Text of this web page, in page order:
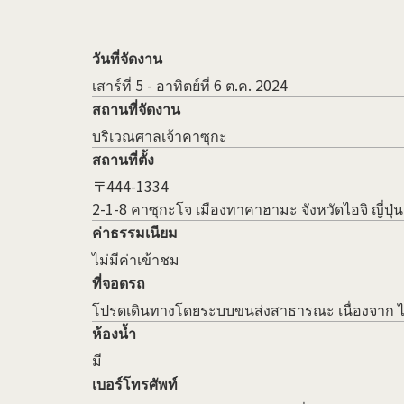
วันที่จัดงาน
เสาร์ที่ 5 - อาทิตย์ที่ 6 ต.ค. 2024
สถานที่จัดงาน
บริเวณศาลเจ้าคาซุกะ
สถานที่ตั้ง
〒444-1334
2-1-8 คาซุกะโจ เมืองทาคาฮามะ จังหวัดไอจิ ญี่ปุ่น
ค่าธรรมเนียม
ไม่มีค่าเข้าชม
ที่จอดรถ
โปรดเดินทางโดยระบบขนส่งสาธารณะ เนื่องจาก
ห้องน้ำ
มี
เบอร์โทรศัพท์